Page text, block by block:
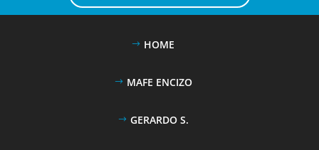
HOME
MAFE ENCIZO
GERARDO S.